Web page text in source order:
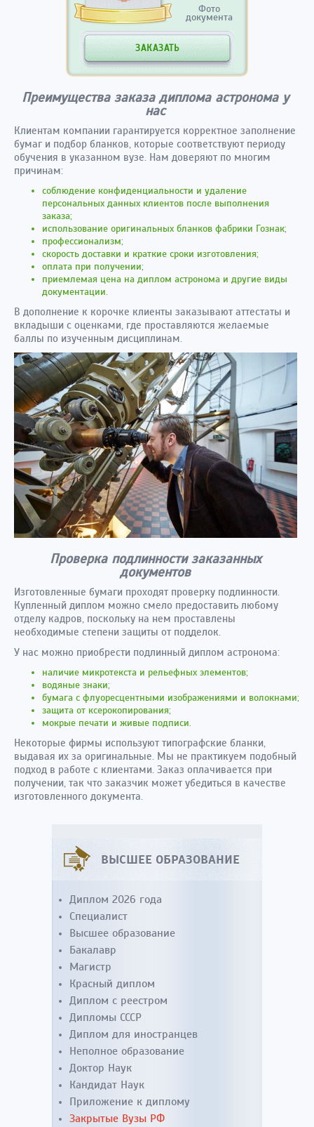
Фото
документа
ЗАКАЗАТЬ
Преимущества заказа диплома астронома у
нас
Клиентам компании гарантируется корректное заполнение
бумаг и подбор бланков, которые соответствуют периоду
обучения в указанном вузе. Нам доверяют по многим
причинам:
соблюдение конфиденциальности и удаление
персональных данных клиентов после выполнения
заказа;
использование оригинальных бланков фабрики Гознак;
профессионализм;
скорость доставки и краткие сроки изготовления;
оплата при получении;
приемлемая цена на диплом астронома и другие виды
документации.
В дополнение к корочке клиенты заказывают аттестаты и
вкладыши с оценками, где проставляются желаемые
баллы по изученным дисциплинам.
Проверка подлинности заказанных
документов
Изготовленные бумаги проходят проверку подлинности.
Купленный диплом можно смело предоставить любому
отделу кадров, поскольку на нем проставлены
необходимые степени защиты от подделок.
У нас можно приобрести подлинный диплом астронома:
наличие микротекста и рельефных элементов;
водяные знаки;
бумага с флуоресцентными изображениями и волокнами;
защита от ксерокопирования;
мокрые печати и живые подписи.
Некоторые фирмы используют типографские бланки,
выдавая их за оригинальные. Мы не практикуем подобный
подход в работе с клиентами. Заказ оплачивается при
получении, так что заказчик может убедиться в качестве
изготовленного документа.
ВЫСШЕЕ ОБРАЗОВАНИЕ
Диплом 2026 года
Специалист
Высшее образование
Бакалавр
Магистр
Красный диплом
Диплом с реестром
Дипломы СССР
Диплом для иностранцев
Неполное образование
Доктор Наук
Кандидат Наук
Приложение к диплому
Закрытые Вузы РФ